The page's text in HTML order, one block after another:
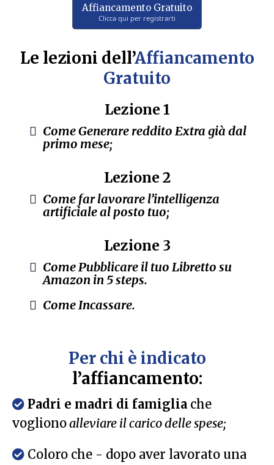
Affiancamento Gratuito
Clicca qui per registrarti
Le lezioni dell’Affiancamento
Gratuito
Lezione 1
Come Generare reddito Extra già dal
primo mese;
Lezione 2
Come far lavorare l’intelligenza
artificiale al posto tuo;
Lezione 3
Come Pubblicare il tuo Libretto su
Amazon in 5 steps.
Come Incassare.
Per chi è indicato
l’affiancamento:
Padri e madri di famiglia che
voglionoalleviare il carico delle spese;
Coloro che - dopo aver lavorato una